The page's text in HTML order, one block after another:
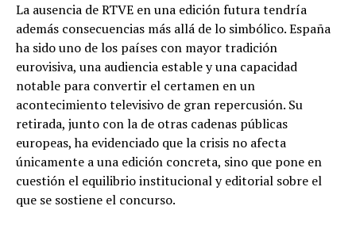
La ausencia de RTVE en una edición futura tendría
además consecuencias más allá de lo simbólico. España
ha sido uno de los países con mayor tradición
eurovisiva, una audiencia estable y una capacidad
notable para convertir el certamen en un
acontecimiento televisivo de gran repercusión. Su
retirada, junto con la de otras cadenas públicas
europeas, ha evidenciado que la crisis no afecta
únicamente a una edición concreta, sino que pone en
cuestión el equilibrio institucional y editorial sobre el
que se sostiene el concurso.